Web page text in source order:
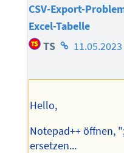
CSV-Export-
Excel-Tabelle
TS Homepage
Autors
Hello,
Notepad++ öffnen,
ersetzen...